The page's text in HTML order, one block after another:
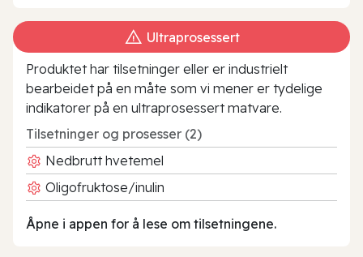
Ultraprosessert
Produktet har tilsetninger eller er industrielt
bearbeidet på en måte som vi mener er tydelige
indikatorer på en ultraprosessert matvare.
Tilsetninger og prosesser (2)
Nedbrutt hvetemel
Oligofruktose/inulin
Åpne i appen for å lese om tilsetningene.